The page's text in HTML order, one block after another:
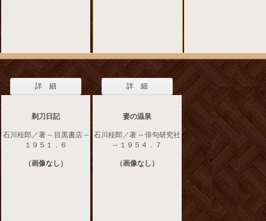
詳 細
剃刀日記
石川桂郎／著 -- 目黒書店 --
１９５１．６
（画像なし）
詳 細
妻の温泉
石川桂郎／著 -- 俳句研究社
-- １９５４．７
（画像なし）